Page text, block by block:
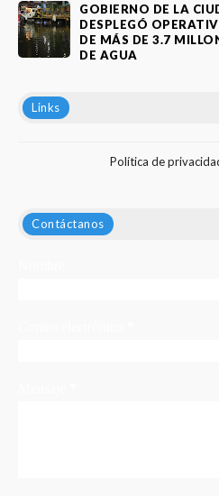
GOBIERNO DE LA
DESPLEGÓ
DE MÁS DE 3.7
DE AGUA
Links
Política de
Contáctanos